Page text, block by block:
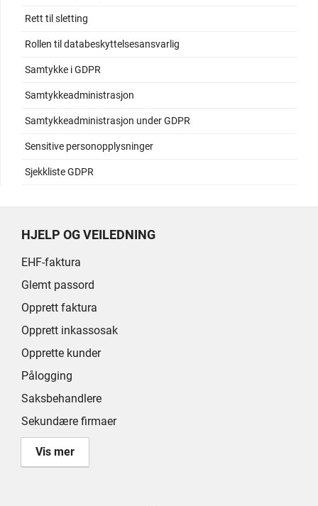
Rett til sletting
Rollen til databeskyttelsesansvarlig
Samtykke i GDPR
Samtykkeadministrasjon
Samtykkeadministrasjon under GDPR
Sensitive personopplysninger
Sjekkliste GDPR
HJELP OG VEILEDNING
EHF-faktura
Glemt passord
Opprett faktura
Opprett inkassosak
Opprette kunder
Pålogging
Saksbehandlere
Sekundære firmaer
Vis mer